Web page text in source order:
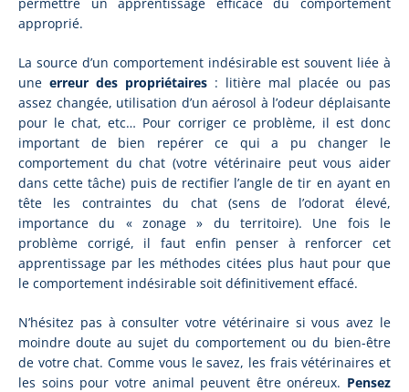
approprié.
La source d’un comportement indésirable est souvent liée à
une erreur des propriétaires : litière mal placée ou pas
assez changée, utilisation d’un aérosol à l’odeur déplaisante
pour le chat, etc… Pour corriger ce problème, il est donc
important de bien repérer ce qui a pu changer le
comportement du chat (votre vétérinaire peut vous aider
dans cette tâche) puis de rectifier l’angle de tir en ayant en
tête les contraintes du chat (sens de l’odorat élevé,
importance du « zonage » du territoire). Une fois le
problème corrigé, il faut enfin penser à renforcer cet
apprentissage par les méthodes citées plus haut pour que
le comportement indésirable soit définitivement effacé.
N’hésitez pas à consulter votre vétérinaire si vous avez le
moindre doute au sujet du comportement ou du bien-être
de votre chat. Comme vous le savez, les frais vétérinaires et
les soins pour votre animal peuvent être onéreux. Pensez